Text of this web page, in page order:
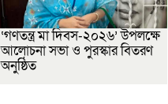
‘গণতন্ত্র মা দিবস-২০২৬’ উপলক্ষে
আলোচনা সভা ও পুরস্কার বিতরণ
অনুষ্ঠিত